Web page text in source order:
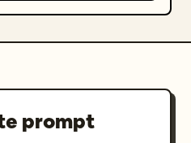
ターゲット分析
capacidad de
general grande de
prompt